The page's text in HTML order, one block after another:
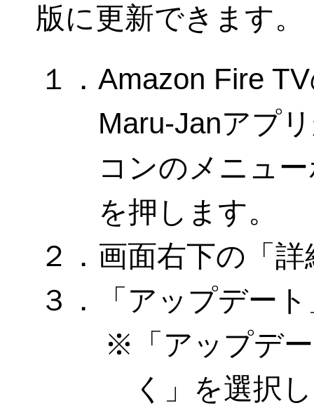
版に更新できます。
１．Amazon Fire
Maru-Janアプ
コンのメニュ
を押します。
２．画面右下の「
３．「アップデー
「アップデ
く」を選択